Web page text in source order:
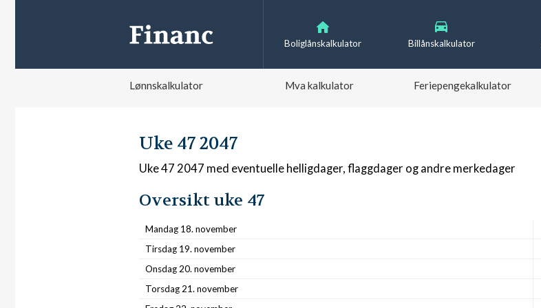
Boliglånskalkulator Billånskalkulator
Lønnskalkulator Mva kalkulator Feriepengekalkulator
Uke 47 2047
Uke 47 2047 med eventuelle helligdager, flaggdager og andre merkedager
Oversikt uke 47
Mandag 18. november
Tirsdag 19. november
Onsdag 20. november
Torsdag 21. november